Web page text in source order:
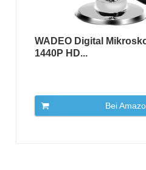
WADEO Digital
1440P HD...
Bei